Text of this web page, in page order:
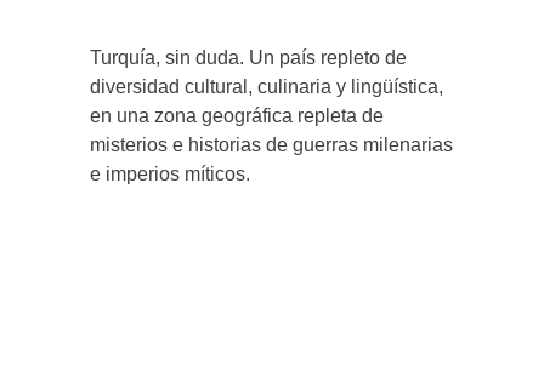
Turquía, sin duda. Un país repleto de
diversidad cultural, culinaria y lingüística,
en una zona geográfica repleta de
misterios e historias de guerras milenarias
e imperios míticos.